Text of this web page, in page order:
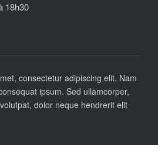
18h30
consectetur adipiscing elit. Nam
ipsum. Sed ullamcorper,
dolor neque hendrerit elit